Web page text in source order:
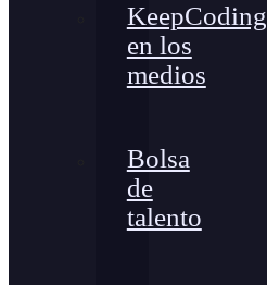
KeepCoding
en los
medios
Bolsa
de
talento